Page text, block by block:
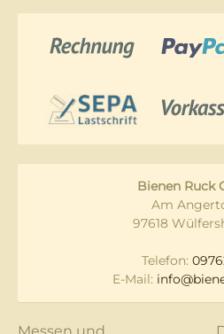
Bienen Ruck
Am
97618
Telefon:
E-Mail: